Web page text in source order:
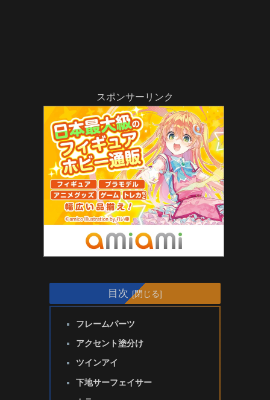
スポンサーリンク
目次
フレームパーツ
アクセント塗分け
ツインアイ
下地サーフェイサー